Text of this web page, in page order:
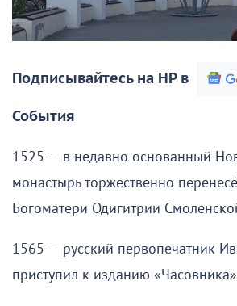
Подписывайтесь на НР в
События
1525 — в недавно основанный
монастырь торжественно
Богоматери Одигитрии
1565 — русский первопечатник
приступил к изданию «Часовника»